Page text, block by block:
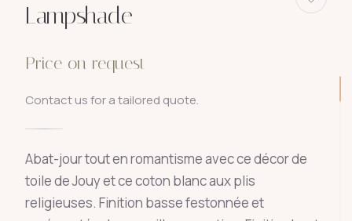
Lampshade
Price on request
Contact us for a tailored quote.
Abat-jour tout en romantisme avec ce décor de
toile de Jouy et ce coton blanc aux plis
religieuses. Finition basse festonnée et